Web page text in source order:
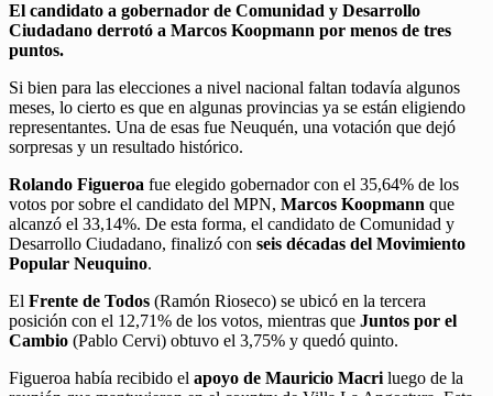
El candidato a gobernador de Comunidad y Desarrollo
Ciudadano derrotó a Marcos Koopmann por menos de tres
puntos.
Si bien para las elecciones a nivel nacional faltan todavía algunos
meses, lo cierto es que en algunas provincias ya se están eligiendo
representantes. Una de esas fue Neuquén, una votación que dejó
sorpresas y un resultado histórico.
Rolando Figueroa fue elegido gobernador con el 35,64% de los
votos por sobre el candidato del MPN, Marcos Koopmann que
alcanzó el 33,14%. De esta forma, el candidato de Comunidad y
Desarrollo Ciudadano, finalizó con seis décadas del Movimiento
Popular Neuquino.
El Frente de Todos (Ramón Rioseco) se ubicó en la tercera
posición con el 12,71% de los votos, mientras que Juntos por el
Cambio (Pablo Cervi) obtuvo el 3,75% y quedó quinto.
Figueroa había recibido el apoyo de Mauricio Macriluego de la